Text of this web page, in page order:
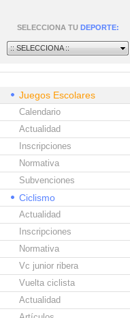
SELECCIONA TU DEPORTE:
:: SELECCIONA ::
Juegos Escolares
Calendario
Actualidad
Inscripciones
Normativa
Subvenciones
Ciclismo
Actualidad
Inscripciones
Normativa
Vc junior ribera
Vuelta ciclista
Actualidad